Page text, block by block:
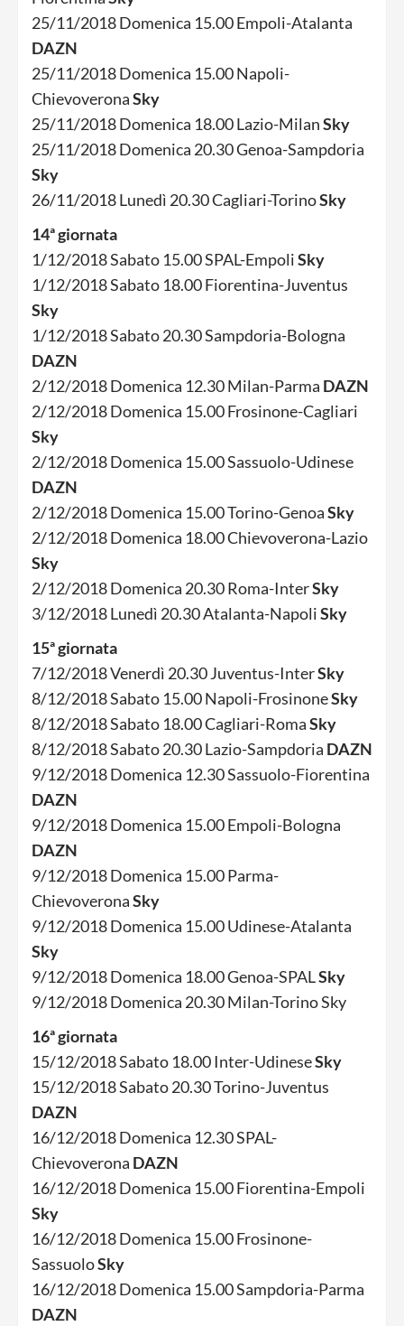
25/11/2018 Domenica 15.00 Empoli-Atalanta
DAZN
25/11/2018 Domenica 15.00 Napoli-
ChievoveronaSky
25/11/2018 Domenica 18.00 Lazio-MilanSky
25/11/2018 Domenica 20.30 Genoa-Sampdoria
Sky
26/11/2018 Lunedì 20.30 Cagliari-TorinoSky
14ª giornata
1/12/2018 Sabato 15.00 SPAL-EmpoliSky
1/12/2018 Sabato 18.00 Fiorentina-Juventus
Sky
1/12/2018 Sabato 20.30 Sampdoria-Bologna
DAZN
2/12/2018 Domenica 12.30 Milan-Parma DAZN
2/12/2018 Domenica 15.00 Frosinone-Cagliari
Sky
2/12/2018 Domenica 15.00 Sassuolo-Udinese
DAZN
2/12/2018 Domenica 15.00 Torino-GenoaSky
2/12/2018 Domenica 18.00 Chievoverona-Lazio
Sky
2/12/2018 Domenica 20.30 Roma-InterSky
3/12/2018 Lunedì 20.30 Atalanta-NapoliSky
15ª giornata
7/12/2018 Venerdì 20.30 Juventus-InterSky
8/12/2018 Sabato 15.00 Napoli-FrosinoneSky
8/12/2018 Sabato 18.00 Cagliari-RomaSky
8/12/2018 Sabato 20.30 Lazio-Sampdoria DAZN
9/12/2018 Domenica 12.30 Sassuolo-Fiorentina
DAZN
9/12/2018 Domenica 15.00 Empoli-Bologna
DAZN
9/12/2018 Domenica 15.00 Parma-
ChievoveronaSky
9/12/2018 Domenica 15.00 Udinese-Atalanta
Sky
9/12/2018 Domenica 18.00 Genoa-SPALSky
9/12/2018 Domenica 20.30 Milan-Torino Sky
16ª giornata
15/12/2018 Sabato 18.00 Inter-UdineseSky
15/12/2018 Sabato 20.30 Torino-Juventus
DAZN
16/12/2018 Domenica 12.30 SPAL-
Chievoverona DAZN
16/12/2018 Domenica 15.00 Fiorentina-Empoli
Sky
16/12/2018 Domenica 15.00 Frosinone-
SassuoloSky
16/12/2018 Domenica 15.00 Sampdoria-Parma
DAZN